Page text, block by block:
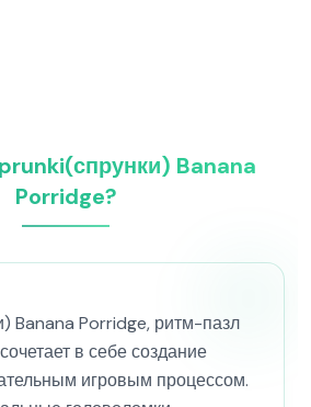
Banana
Porridge?
Banana Porridge, ритм-пазл
в себе создание
игровым процессом.